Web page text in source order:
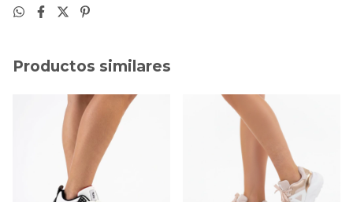
Productos similares